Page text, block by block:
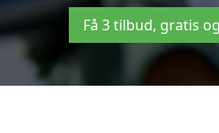
Få 3 tilbud, gratis